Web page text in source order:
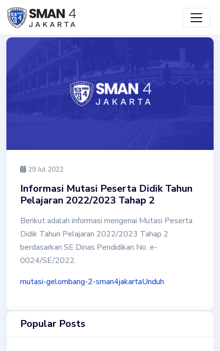
Skip
to
main
29 Jul 2022
Informasi Mutasi Peserta Didik Tahun
Pelajaran 2022/2023 Tahap 2
Berikut adalah informasi mengenai Mutasi Peserta
Didik Tahun Pelajaran 2022/2023 Tahap 2
berdasarkan SE Dinas Pendidikan No. e-
0024/SE/2022.
mutasi-gelombang-2-sman4jakartaUnduh
Popular Posts